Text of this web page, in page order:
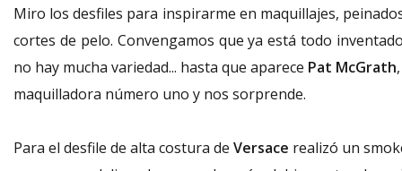
Miro los desfiles para inspirarme en maquillajes,
cortes de pelo. Convengamos que ya está todo
no hay mucha variedad... hasta que aparece Pat McGrath
maquilladora número uno y nos sorprende.
Para el desfile de alta costura de Versace realizó un